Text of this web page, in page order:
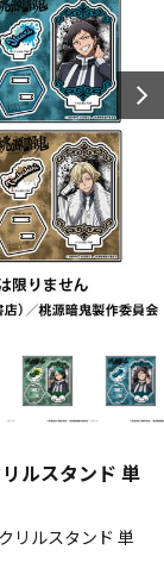
ルスタンド 単
リルスタンド 単